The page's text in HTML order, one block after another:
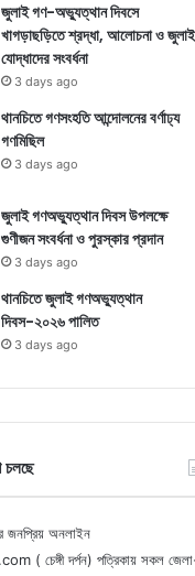
জুলাই গণ-অভ্যুত্থান দিবসে
খাগড়াছড়িতে শ্রদ্ধা, আলোচনা ও জুলাই
যোদ্ধাদের সংবর্ধনা
3 days ago
থানচিতে গণসংহতি আন্দোলনের বর্ণাঢ্য
গণমিছিল
3 days ago
জুলাই গণঅভ্যুত্থান দিবস উপলক্ষে
গুণীজন সংবর্ধনা ও পুরস্কার প্রদান
3 days ago
থানচিতে জুলাই গণঅভ্যুত্থান
দিবস-২০২৬ পালিত
3 days ago
চলছে
জনপ্রিয় অনলাইন
চেঙ্গী দর্পন) পত্রিকায় সকল